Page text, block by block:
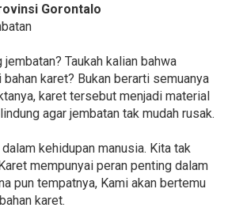
Gorontalo
jembatan? Taukah kalian bahwa
karet? Bukan berarti semuanya
karet tersebut menjadi material
agar jembatan tak mudah rusak.
kehidupan manusia. Kita tak
mempunyai peran penting dalam
pun tempatnya, Kami akan bertemu
karet.